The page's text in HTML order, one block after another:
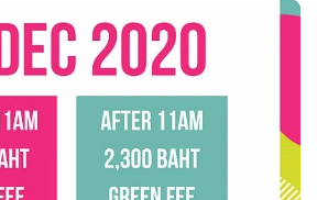
ง ซึ่งที่ คิง เพาเวอร์ ให้ความสำคัญในการ
มต้องการของนักเดินทาง
ารข้อมูลสำคัญ คำแนะนำที่ดีเพื่อนักเดิน
ตอร์ที่สะท้อนให้เห็นการมองโลกในมุม